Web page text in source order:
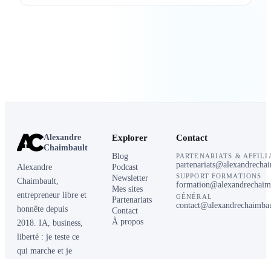
Alexandre
Chaimbault
Alexandre
Chaimbault,
entrepreneur libre et
honnête depuis
2018. IA, business,
liberté : je teste ce
qui marche et je
Explorer
Blog
Podcast
Newsletter
Mes sites
Partenariats
Contact
À propos
Contact
PARTENARIATS &
SUPPORT FORMATIONS
GÉNÉRAL